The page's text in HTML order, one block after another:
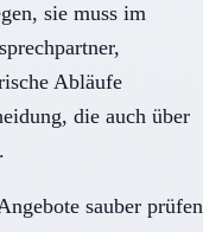
sie muss im
Abläufe
die auch über
sauber prüfen